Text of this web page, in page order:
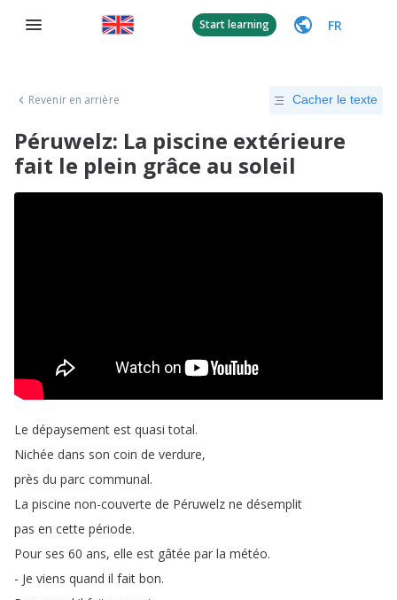
Start learning FR
Revenir en arrière Cacher le texte
Péruwelz: La piscine extérieure
fait le plein grâce au soleil
Le dépaysement est quasi total.
Nichée dans son coin de verdure,
près du parc communal.
La piscine non-couverte de Péruwelz ne désemplit
pas en cette période.
Pour ses 60 ans, elle est gâtée par la météo.
- Je viens quand il fait bon.